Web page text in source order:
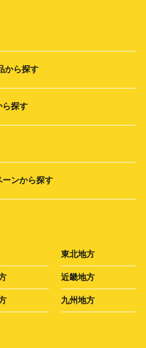
から探す
ら探す
ンから探す
東北地方
近畿地方
九州地方